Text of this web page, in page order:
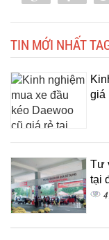
TIN MỚI NHẤT
giá
Tư
tại